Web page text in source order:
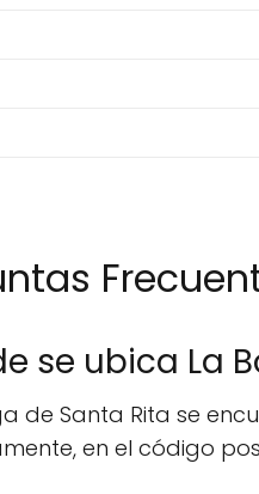
se ubica La
de Santa Rita se
en el código